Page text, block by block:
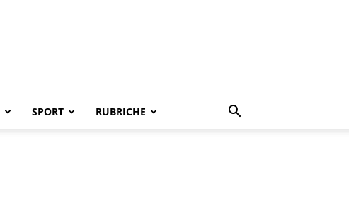
SPORT RUBRICHE